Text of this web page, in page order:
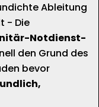
Ableitung
- Die
Notdienst-
den Grund des
bevor